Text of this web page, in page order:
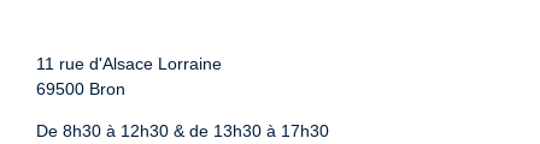
11 rue d'Alsace Lorraine
69500 Bron
De 8h30 à 12h30 & de 13h30 à 17h30